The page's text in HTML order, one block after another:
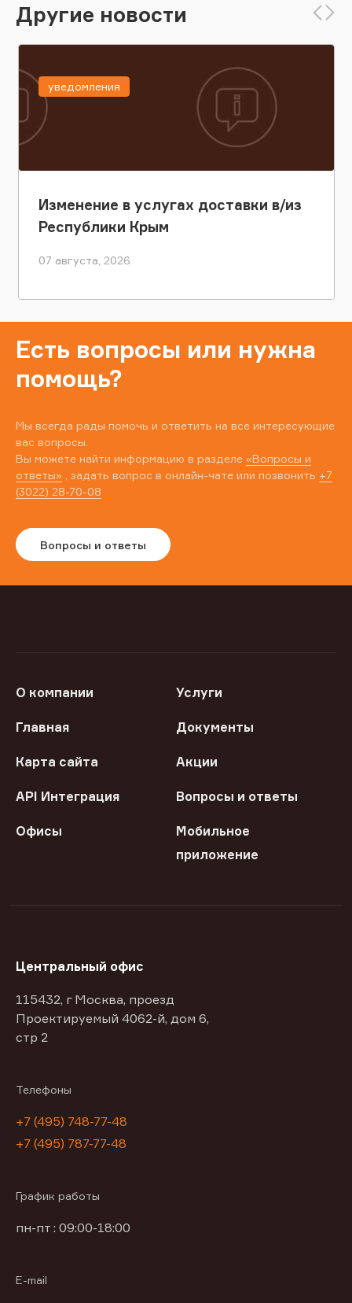
Другие новости
Изменение в услугах доставки в/из
Республики Крым
07 августа, 2026
уведомления
Есть вопросы или нужна
помощь?
Мы всегда рады помочь и ответить на все интересующие
вас вопросы.
Вы можете найти информацию в разделе «Вопросы и
ответы» , задать вопрос в онлайн-чате или позвонить +7
(3022) 28-70-08
Вопросы и ответы
О компании Услуги
Главная Документы
Карта сайта Акции
API Интеграция Вопросы и ответы
Офисы
Мобильное
приложение
Центральный офис
115432, г Москва, проезд
Проектируемый 4062-й, дом 6,
стр 2
Телефоны
+7 (495) 748-77-48
+7 (495) 787-77-48
График работы
пн-пт : 09:00-18:00
E-mail